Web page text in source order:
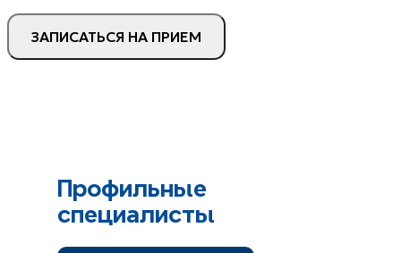
ЗАПИСАТЬСЯ НА ПРИЕМ
Профильные
специалисты